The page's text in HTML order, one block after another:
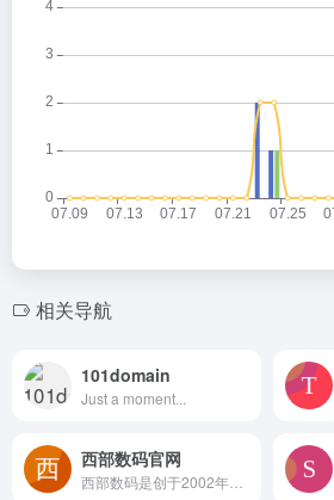
相关导航
101domain
Just a moment...
西部数码官网